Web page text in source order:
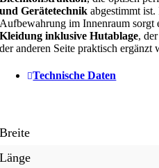
und Gerätetechnik abgestimmt
Aufbewahrung im Innenraum sorgt
Kleidung inklusive Hutablage,
der anderen Seite praktisch ergänzt
Technische Daten
Breite
Länge